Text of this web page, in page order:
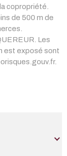
copropriété.
de 500 m de
Les
est exposé sont